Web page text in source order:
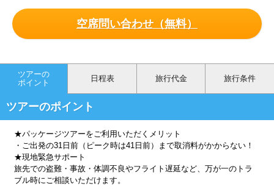
空席問い合わせ（無料）
ツアーの
ポイント
日程表 旅行代金 旅行条件
ツアーのポイント
★パッケージツアーをご利用いただくメリット
・ご出発の31日前（ピーク時は41日前）まで取消料がかからない！
★現地緊急サポート
旅先での盗難・事故・体調不良やフライト遅延など、万が一のトラ
ブル時にご相談いただけます。